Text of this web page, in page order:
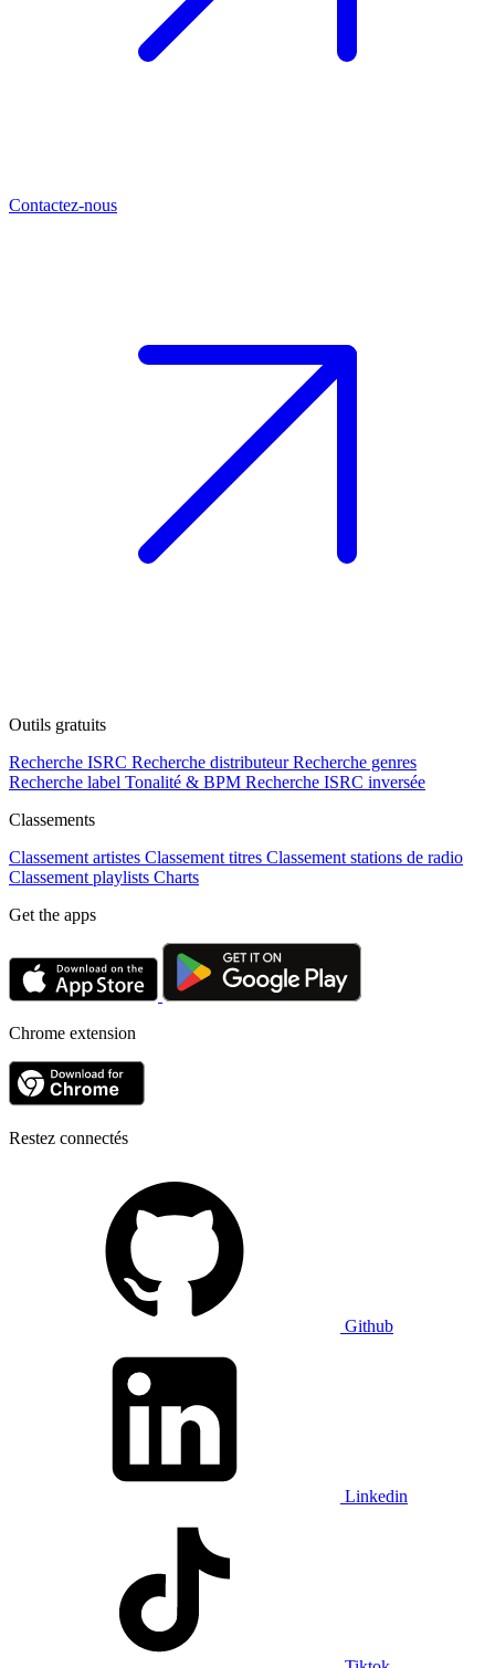
Contactez-nous
Outils gratuits
Recherche ISRC Recherche distributeur Recherche genres
Recherche label Tonalité & BPM Recherche ISRC inversée
Classements
Classement artistes Classement titres Classement stations de radio
Classement playlists Charts
Get the apps
Chrome extension
Restez connectés
Github
Linkedin